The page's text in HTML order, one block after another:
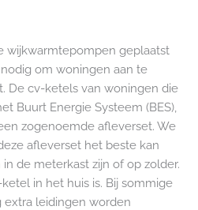
wijkwarmtepompen geplaatst
om woningen aan te
De cv-ketels van woningen die
Buurt Energie Systeem (BES),
zogenoemde afleverset. We
afleverset het beste kan
de meterkast zijn of op zolder.
in het huis is. Bij sommige
leidingen worden